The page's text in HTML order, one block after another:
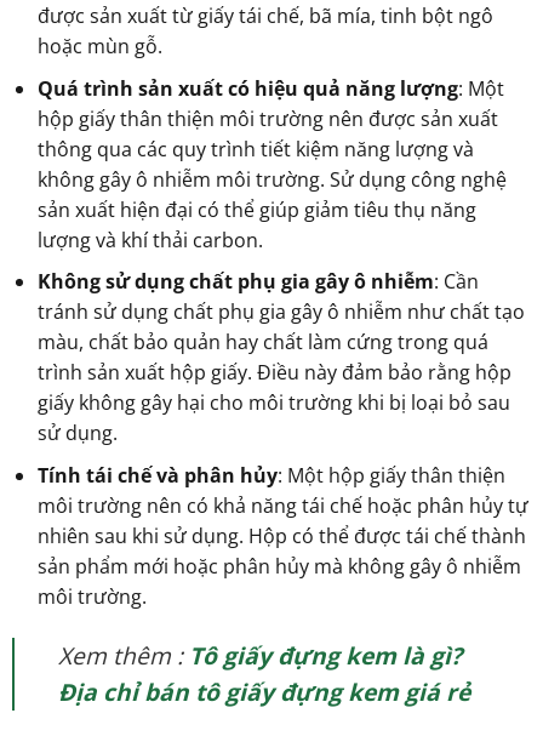
được sản xuất từ giấy tái chế, bã mía, tinh bột ngô
hoặc mùn gỗ.
Quá trình sản xuất có hiệu quả năng lượng: Một
hộp giấy thân thiện môi trường nên được sản xuất
thông qua các quy trình tiết kiệm năng lượng và
không gây ô nhiễm môi trường. Sử dụng công nghệ
sản xuất hiện đại có thể giúp giảm tiêu thụ năng
lượng và khí thải carbon.
Không sử dụng chất phụ gia gây ô nhiễm: Cần
tránh sử dụng chất phụ gia gây ô nhiễm như chất tạo
màu, chất bảo quản hay chất làm cứng trong quá
trình sản xuất hộp giấy. Điều này đảm bảo rằng hộp
giấy không gây hại cho môi trường khi bị loại bỏ sau
sử dụng.
Tính tái chế và phân hủy: Một hộp giấy thân thiện
môi trường nên có khả năng tái chế hoặc phân hủy tự
nhiên sau khi sử dụng. Hộp có thể được tái chế thành
sản phẩm mới hoặc phân hủy mà không gây ô nhiễm
môi trường.
Xem thêm : Tô giấy đựng kem là gì?
Địa chỉ bán tô giấy đựng kem giá rẻ